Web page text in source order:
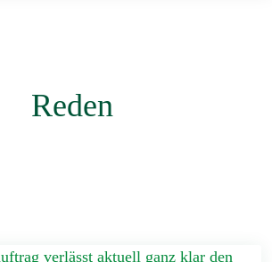
Reden